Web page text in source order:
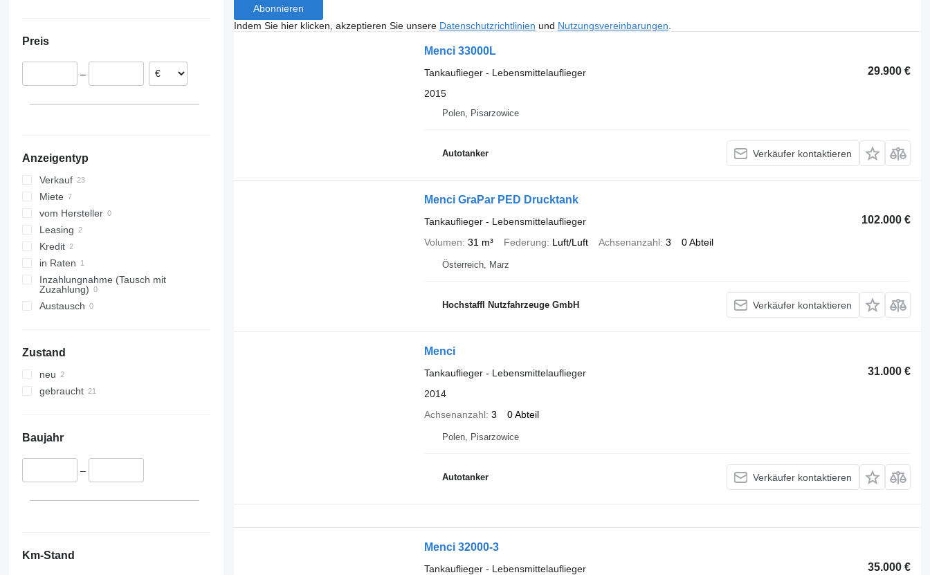
Preis
–
Anzeigentyp
Verkauf
Miete
vom Hersteller
Leasing
Kredit
in Raten
Inzahlungnahme (Tausch mit
Zuzahlung)
Austausch
Zustand
neu
gebraucht
Baujahr
–
Km-Stand
Abonnieren
Indem Sie hier klicken, akzeptieren Sie unsere Datenschutzrichtlinien und Nutzungsvereinbarungen
Menci 33000L
29.900 €
Tankauflieger - Lebensmittelauflieger
2015
Polen, Pisarzowice
Autotanker Verkäufer kontaktieren
Menci GraPar PED Drucktank
102.000 €
Tankauflieger - Lebensmittelauflieger
Volumen 31 m³ Federung Luft/Luft Achsenanzahl 3 0 Abteil
Österreich, Marz
Hochstaffl Nutzfahrzeuge GmbH Verkäufer kontaktieren
Menci
31.000 €
Tankauflieger - Lebensmittelauflieger
2014
Achsenanzahl 3 0 Abteil
Polen, Pisarzowice
Autotanker Verkäufer kontaktieren
Menci 32000-3
35.000 €
Tankauflieger - Lebensmittelauflieger